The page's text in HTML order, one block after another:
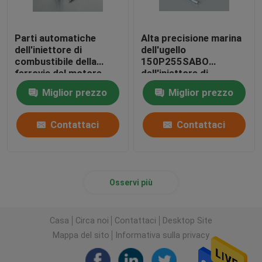
Parti automatiche
dell'iniettore di
combustibile della
ferrovia del motore
diesel di Yanmar
dell'ugello comune
dell'iniettore
Miglior prezzo
Contattaci
Alta precisione marina
dell'ugello
150P255SABO
dell'iniettore di
combustibile di Yanmar
del motoreMiglior prezzo
Contattaci
Osservi più
Casa Circa noi Contattaci
Desktop Site
Mappa del sito
Informativa sulla privacy